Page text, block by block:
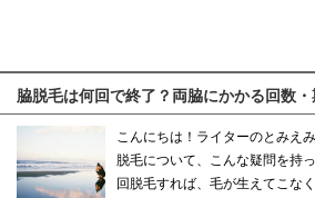
脇脱毛は何回で終了？両脇にかかる回数
こんにちは！ライターのとみえ
脱毛について、こんな疑問を持
回脱毛すれば、毛が生えてこな